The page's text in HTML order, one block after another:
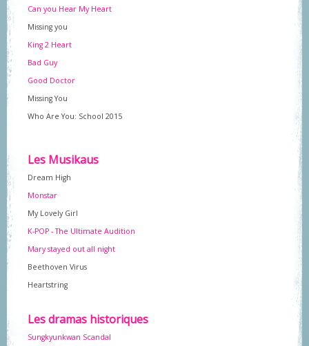
Can you Hear My Heart
Missing you
King 2 Heart
Bad Guy
Good Doctor
Missing You
Who Are You: School 2015
Les Musikaus
Dream High
Monstar
My Lovely Girl
K-POP - The Ultimate Audition
Mary stayed out all night
Beethoven Virus
Heartstring
Les dramas historiques
Sungkyunkwan Scandal